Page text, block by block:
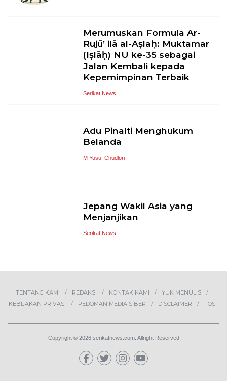
Merumuskan Formula Ar-
Rujū’ ilā al-Aṣlaḥ: Muktamar
(Iṣlāḥ) NU ke-35 sebagai
Jalan Kembali kepada
Kepemimpinan Terbaik
Serikat News
Adu Pinalti Menghukum
Belanda
M Yusuf Chudlori
Jepang Wakil Asia yang
Menjanjikan
Serikat News
TENTANG KAMI REDAKSI KONTAK KAMI
YUK MENULIS
KEBIJAKAN PRIVASI
PEDOMAN MEDIA SIBER DISCLAIMER TOS
Copyright © 2026 serikatnews.com. Allright Reserved